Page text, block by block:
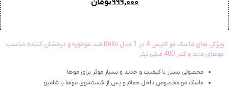
ویژگی های ماسک مو گلیس 4 در 1 مدل Brillo ضد موخوره و درخشان کننده مناسب
موهای مات و کدر 400 میلی لیتر
محصولی بسیار با کیفیت و جدید و بسیار موثر برای موها
ماسک مو مخصوص داخل حمام و پس از شستشوی موها با شامپو